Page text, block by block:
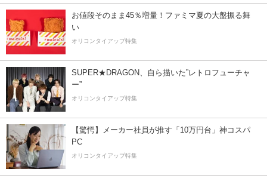
お値段そのまま45％増量！ファミマ夏の大盤振る舞
い
オリコンタイアップ特集
SUPER★DRAGON、自ら描いた”レトロフューチャ
ー”
オリコンタイアップ特集
【驚愕】メーカー社員が推す「10万円台」神コスパ
PC
オリコンタイアップ特集